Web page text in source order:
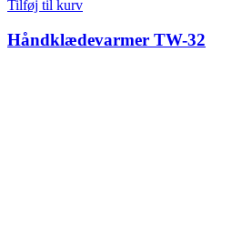
Tilføj til kurv
Håndklædevarmer TW-32